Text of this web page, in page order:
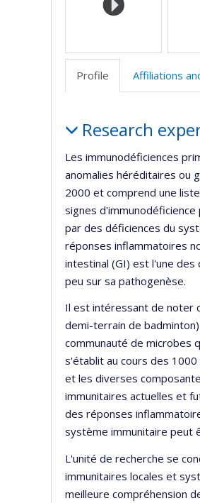
Profile Affiliations
Research
Les immunodéficiences
anomalies héréditaires ou
2000 et comprend une
signes
par des déficiences du
réponses inflammatoires
intestinal (GI) est l'une
peu sur sa pathogenèse.
Il est intéressant de noter
demi-terrain de
communauté de microbes
s'établit au cours des
et les diverses
immunitaires actuelles et
des réponses
système immunitaire peut
L'unité de recherche se
immunitaires locales et
meilleure compréhension